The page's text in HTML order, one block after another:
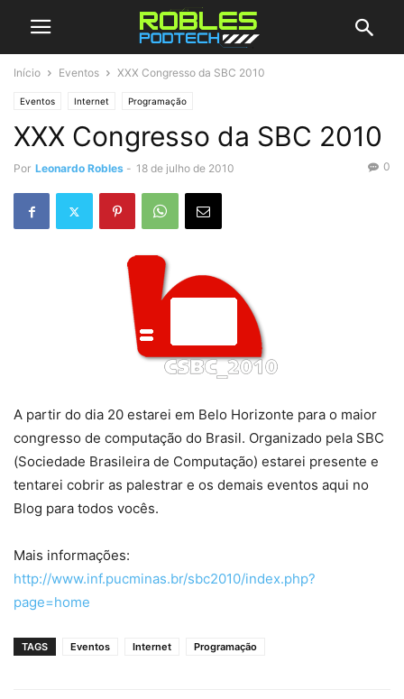
Início Eventos XXX Congresso da SBC 2010
Eventos Internet Programação
XXX Congresso da SBC 2010
Por Leonardo Robles - 18 de julho de 2010 0
A partir do dia 20 estarei em Belo Horizonte para o maior
congresso de computação do Brasil. Organizado pela SBC
(Sociedade Brasileira de Computação) estarei presente e
tentarei cobrir as palestrar e os demais eventos aqui no
Blog para todos vocês.
Mais informações:
http://www.inf.pucminas.br/sbc2010/index.php?
page=home
TAGS Eventos Internet Programação